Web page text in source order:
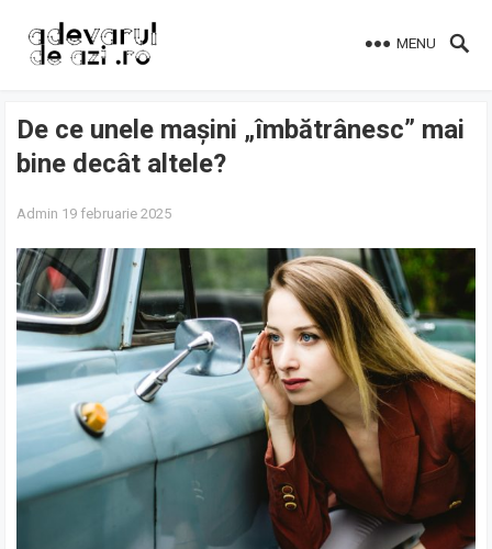
MENU
De ce unele mașini „îmbătrânesc” mai
bine decât altele?
Admin 19 februarie 2025